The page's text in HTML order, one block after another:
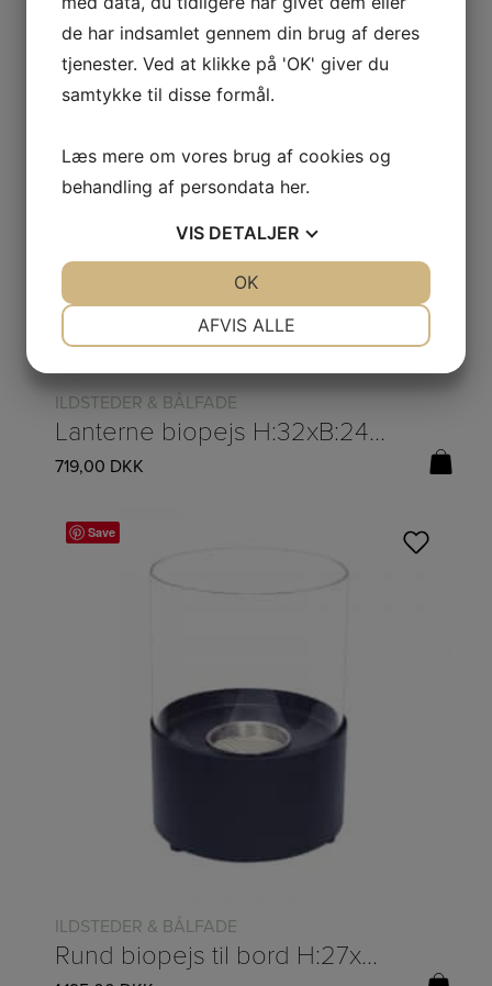
Save
ILDSTEDER & BÅLFADE
Lanterne biopejs H:32xB:24xD:24cm
719,00 DKK
Save
Læs mere
ILDSTEDER & BÅLFADE
Rund biopejs til bord H:27xØ:20cm
de har indsamlet gennem din brug af deres
tjenester. Ved at klikke på 'OK' giver du
samtykke til disse formål.
Læs mere om vores brug af cookies og
behandling af persondata her.
VIS DETALJER
MARKETING
AFVIS ALLE
OK